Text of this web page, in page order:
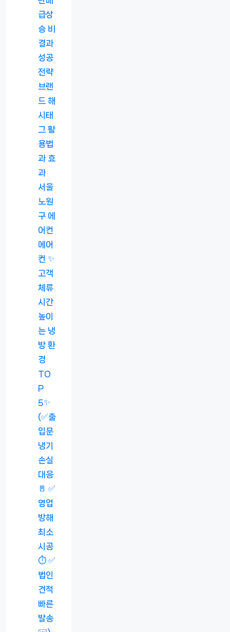
급상
승 비
결과
성공
전략
브랜
드 해
시태
그 활
용법
과 효
과
서울
노원
구 에
어컨
에어
컨 ✨
고객
체류
시간
높이
는 냉
방 환
경
TO
P
5✨
(✅출
입문
냉기
손실
대응
🚪 ✅
영업
방해
최소
시공
⏱️ ✅
법인
견적
빠른
발송